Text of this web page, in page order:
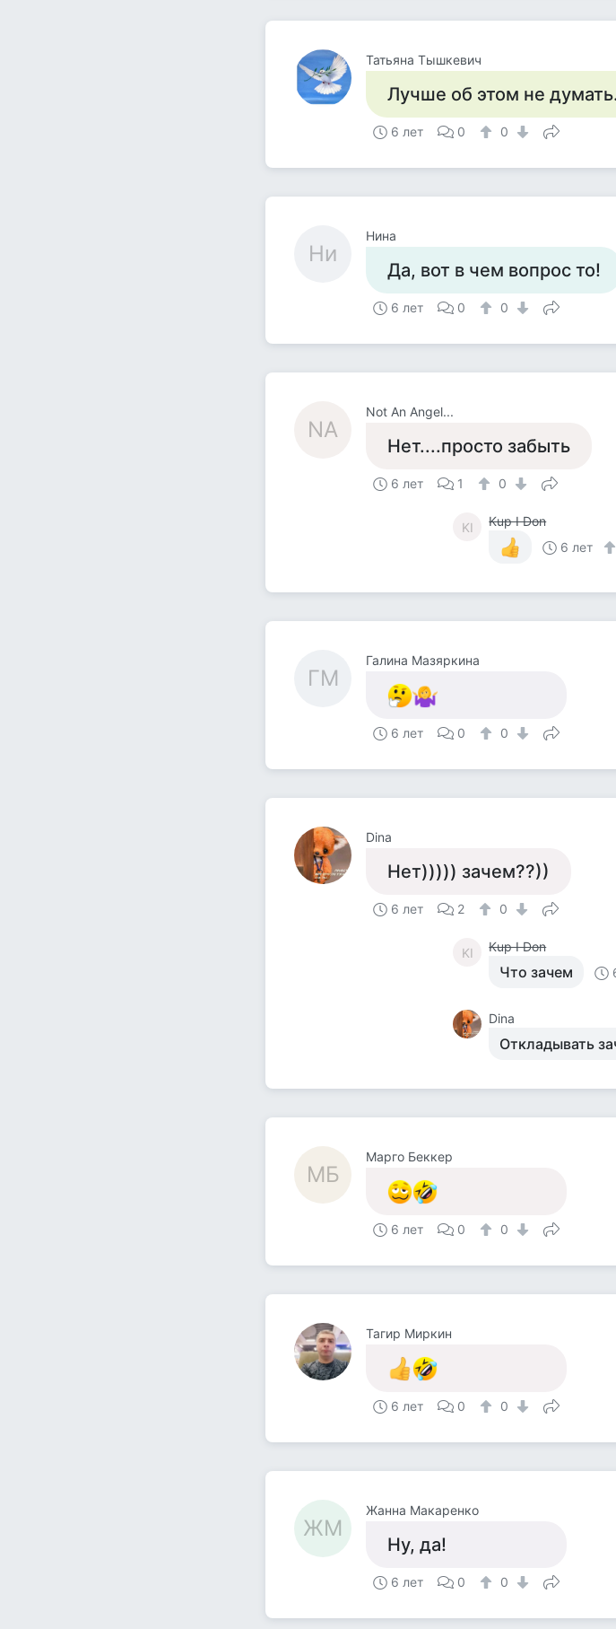
Татьяна Тышкевич
Лучше об этом не
6 лет 0 0
Ни
Нина
Да, вот в чем вопрос то!
6 лет 0 0
NA
Not An Angel...
Нет....просто забыть
6 лет 1 0
KI
Kup I Don
6 лет
ГМ
Галина Мазяркина
6 лет 0 0
Dina
Нет))))) зачем??))
6 лет 2 0
KI Kup I Don
Что зачем
Dina
Откладывать
MБ
Mарго Беккер
6 лет 0 0
Тагир Миркин
6 лет 0 0
ЖМ
Жанна Макаренко
Ну, да!
6 лет 0 0